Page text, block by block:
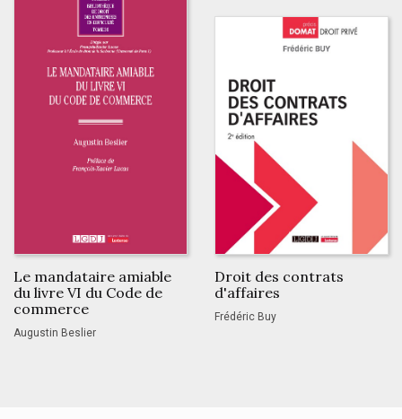
Le mandataire amiable
du livre VI du Code de
commerce
Augustin Beslier
Droit des contrats
d'affaires
Frédéric Buy